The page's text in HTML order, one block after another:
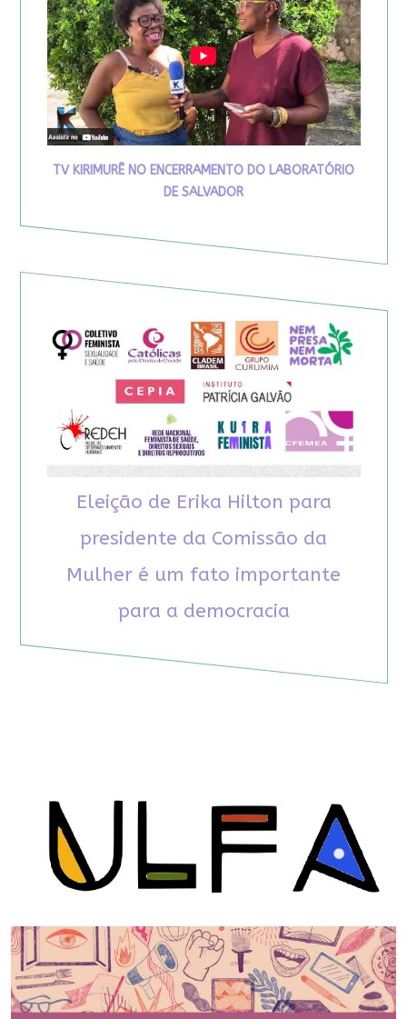
TV KIRIMURÊ NO ENCERRAMENTO DO LABORATÓRIO
DE SALVADOR
Eleição de Erika Hilton para
presidente da Comissão da
Mulher é um fato importante
para a democracia